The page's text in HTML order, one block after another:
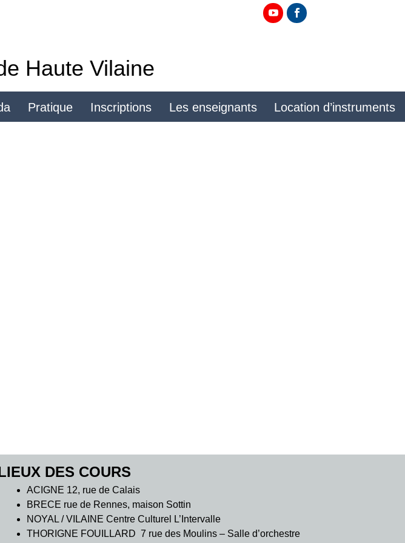
Haute Vilaine
Pratique Inscriptions Les enseignants Location d’instruments
DES COURS
ACIGNE 12, rue de Calais
BRECE rue de Rennes, maison Sottin
NOYAL / VILAINE Centre Culturel L’Intervalle
THORIGNE FOUILLARD 7 rue des Moulins – Salle d’orchestre